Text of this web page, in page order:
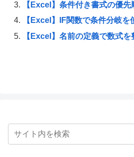
【Excel】条件付き書式の優
【Excel】IF関数で条件分岐を
【Excel】名前の定義で数式